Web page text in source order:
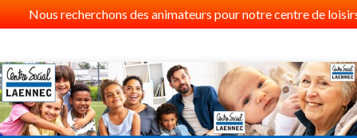
Nous recherchons des animateurs pour notre centre de